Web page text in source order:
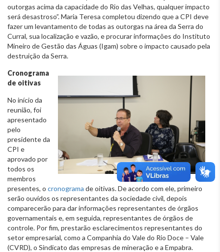
outorgas acima da capacidade do Rio das Velhas, qualquer impacto
será desastroso”. Maria Teresa completou dizendo que a CPI deve
fazer um levantamento de todas as outorgas na área da Serra do
Curral, sua localização e vazão, e procurar informações do Instituto
Mineiro de Gestão das Águas (Igam) sobre o impacto causado pela
destruição da Serra.
Cronograma
de oitivas
No início da
reunião, foi
apresentado
pelo
presidente da
CPI e
aprovado por
todos os
membros
presentes, o cronograma de oitivas. De acordo com ele, primeiro
serão ouvidos os representantes da sociedade civil, depois
comparecerão para dar informações representantes de órgãos
governamentais e, em seguida, representantes de órgãos de
controle. Por fim, prestarão esclarecimentos representantes do
setor empresarial, como a Companhia do Vale do Rio Doce – Vale
(CVRD), o Sindicato das empresas de mineração e a Empabra.